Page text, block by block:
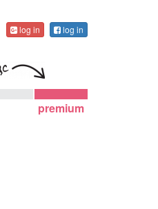
log in log in
premium